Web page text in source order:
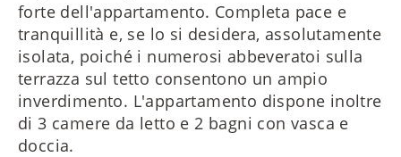
forte dell'appartamento. Completa pace e
tranquillità e, se lo si desidera, assolutamente
isolata, poiché i numerosi abbeveratoi sulla
terrazza sul tetto consentono un ampio
inverdimento. L'appartamento dispone inoltre
di 3 camere da letto e 2 bagni con vasca e
doccia.